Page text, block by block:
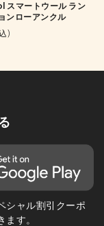
マートウール ラン
ンローアンクル
)
シャル割引クーポ
す。